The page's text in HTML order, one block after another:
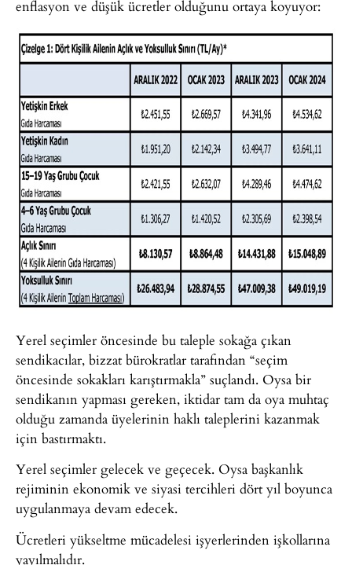
enflasyon ve düşük ücretler olduğunu ortaya koyuyor:
Yerel seçimler öncesinde bu taleple sokağa çıkan
sendikacılar, bizzat bürokratlar tarafından “seçim
öncesinde sokakları karıştırmakla” suçlandı. Oysa bir
sendikanın yapması gereken, iktidar tam da oya muhtaç
olduğu zamanda üyelerinin haklı taleplerini kazanmak
için bastırmaktı.
Yerel seçimler gelecek ve geçecek. Oysa başkanlık
rejiminin ekonomik ve siyasi tercihleri dört yıl boyunca
uygulanmaya devam edecek.
Ücretleri yükseltme mücadelesi işyerlerinden işkollarına
yayılmalıdır.